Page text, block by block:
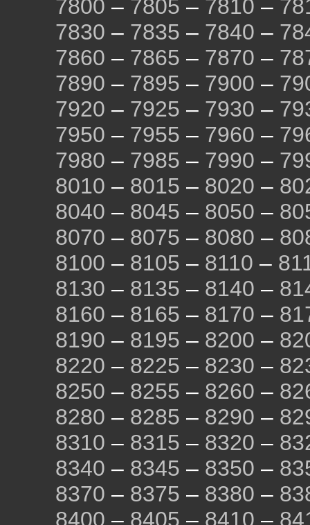
7800 – 7805 – 7810 –
7830 – 7835 – 7840 –
7860 – 7865 – 7870 –
7890 – 7895 – 7900 –
7920 – 7925 – 7930 –
7950 – 7955 – 7960 –
7980 – 7985 – 7990 –
8010 – 8015 – 8020 –
8040 – 8045 – 8050 –
8070 – 8075 – 8080 –
8100 – 8105 – 8110 –
8130 – 8135 – 8140 –
8160 – 8165 – 8170 –
8190 – 8195 – 8200 –
8220 – 8225 – 8230 –
8250 – 8255 – 8260 –
8280 – 8285 – 8290 –
8310 – 8315 – 8320 –
8340 – 8345 – 8350 –
8370 – 8375 – 8380 –
8400 – 8405 – 8410 –